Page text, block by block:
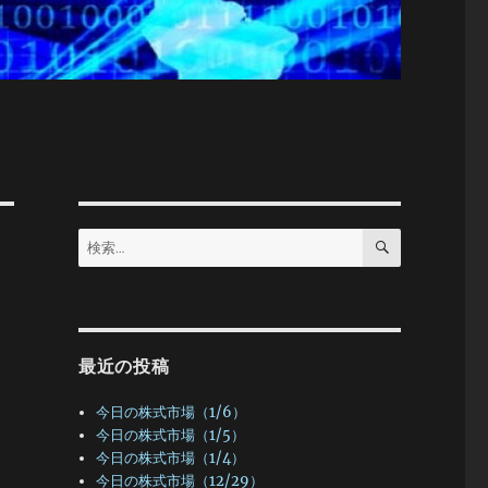
検
索:
検
最近の投稿
今日の株式市場（1/6）
今日の株式市場（1/5）
今日の株式市場（1/4）
今日の株式市場（12/29）